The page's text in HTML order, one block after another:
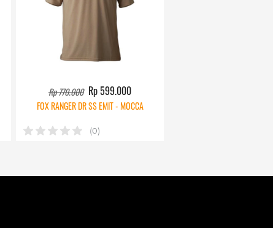
Rp 770.000 Rp 599.000
FOX RANGER DR SS EMIT - MOCCA
(0)